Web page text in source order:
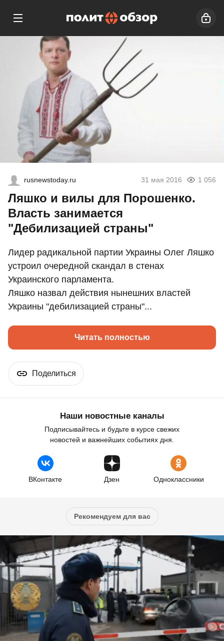
rusnewstoday.ru 31 мая 2016 1 056
Ляшко и вилы для Порошенко.
Власть занимается
"Дебилизацией страны"
Лидер радикальной партии Украины Олег Ляшко
устроил очередной скандал в стенах
Украинского парламента.
Ляшко назвал действия нынешних властей
Украины "дебилизацией страны"...
Читать полностью
Поделиться
Наши новостные каналы
Подписывайтесь и будьте в курсе свежих
новостей и важнейших событиях дня.
ВКонтакте Дзен Одноклассники
Рекомендуем для вас